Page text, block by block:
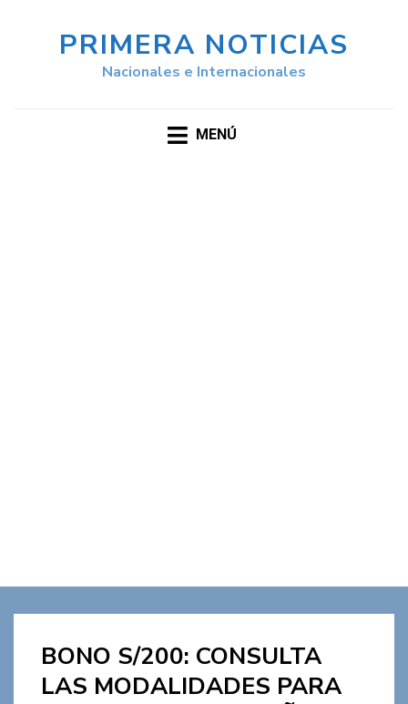
PRIMERA NOTICIAS
Nacionales e Internacionales
MENÚ
BONO S/200: CONSULTA
LAS MODALIDADES PARA